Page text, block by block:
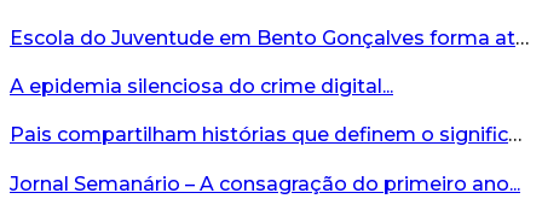
Escola do Juventude em Bento Gonçalves forma atletas da região...
A epidemia silenciosa do crime digital...
Pais compartilham histórias que definem o significado da missão...
Jornal Semanário – A consagração do primeiro ano...